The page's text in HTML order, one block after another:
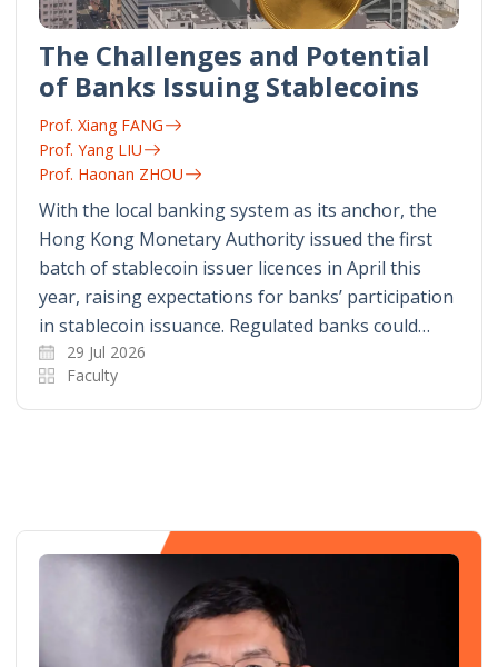
The Challenges and Potential
of Banks Issuing Stablecoins
Prof. Xiang FANG
Prof. Yang LIU
Prof. Haonan ZHOU
With the local banking system as its anchor, the
Hong Kong Monetary Authority issued the first
batch of stablecoin issuer licences in April this
year, raising expectations for banks’ participation
in stablecoin issuance. Regulated banks could…
29 Jul 2026
Faculty